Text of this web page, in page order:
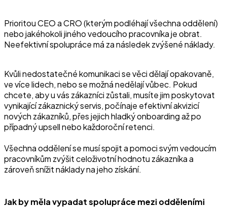
Prioritou CEO a CRO (kterým podléhají všechna oddělení)
nebo jakéhokoli jiného vedoucího pracovníka je obrat.
Neefektivní spolupráce má za následek zvýšené náklady.
Kvůli nedostatečné komunikaci se věci dělají opakovaně,
ve více lidech, nebo se možná nedělají vůbec. Pokud
chcete, aby u vás zákazníci zůstali, musíte jim poskytovat
vynikající zákaznický servis, počínaje efektivní akvizicí
nových zákazníků, přes jejich hladký onboarding až po
případný upsell nebo každoroční retenci.
Všechna oddělení se musí spojit a pomoci svým vedoucím
pracovníkům zvýšit celoživotní hodnotu zákazníka a
zároveň snížit náklady na jeho získání.
Jak by měla vypadat spolupráce mezi odděleními